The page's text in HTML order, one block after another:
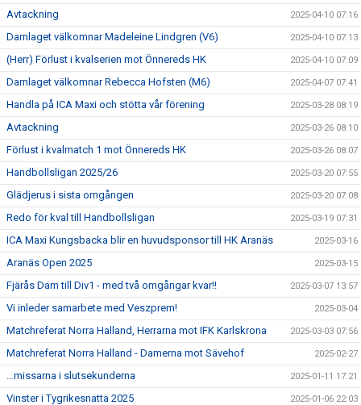
Avtackning 2025-04-10 07:16
Damlaget välkomnar Madeleine Lindgren (V6) 2025-04-10 07:13
(Herr) Förlust i kvalserien mot Önnereds HK 2025-04-10 07:09
Damlaget välkomnar Rebecca Hofsten (M6) 2025-04-07 07:41
Handla på ICA Maxi och stötta vår förening 2025-03-28 08:19
Avtackning 2025-03-26 08:10
Förlust i kvalmatch 1 mot Önnereds HK 2025-03-26 08:07
Handbollsligan 2025/26 2025-03-20 07:55
Glädjerus i sista omgången 2025-03-20 07:08
Redo för kval till Handbollsligan 2025-03-19 07:31
ICA Maxi Kungsbacka blir en huvudsponsor till HK Aranäs 2025-03-16
Aranäs Open 2025 2025-03-15
Fjärås Dam till Div1 - med två omgångar kvar!! 2025-03-07 13:57
Vi inleder samarbete med Veszprem! 2025-03-04
Matchreferat Norra Halland, Herrarna mot IFK Karlskrona 2025-03-03 07:56
Matchreferat Norra Halland - Damerna mot Sävehof 2025-02-27
…missarna i slutsekunderna 2025-01-11 17:21
Vinster i Tygrikesnatta 2025 2025-01-06 22:03